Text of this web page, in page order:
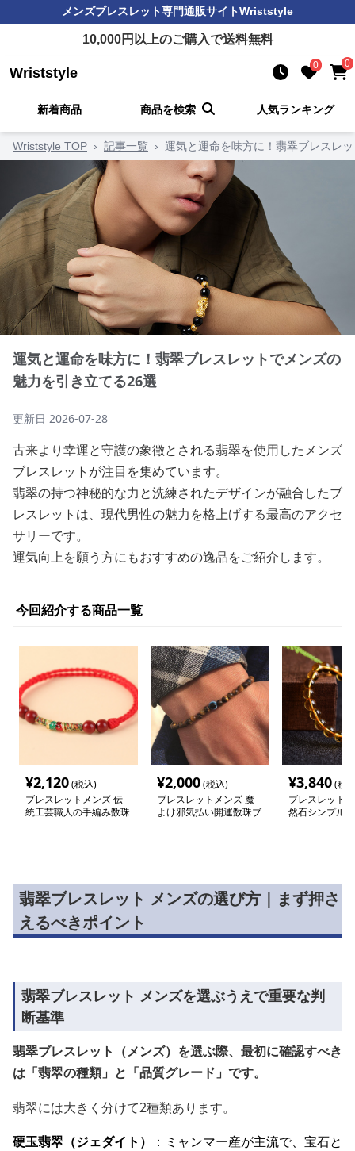
メンズブレスレット専門通販サイトWriststyle
10,000円以上のご購入で送料無料
Wriststyle 0 0
新着商品 商品を検索 人気ランキング
Wriststyle TOP › 記事一覧 › 運気と運命を味方に！翡翠ブレスレ
運気と運命を味方に！翡翠ブレスレットでメンズの
魅力を引き立てる26選
更新日 2026-07-28
古来より幸運と守護の象徴とされる翡翠を使用したメンズ
ブレスレットが注目を集めています。
翡翠の持つ神秘的な力と洗練されたデザインが融合したブ
レスレットは、現代男性の魅力を格上げする最高のアクセ
サリーです。
運気向上を願う方にもおすすめの逸品をご紹介します。
今回紹介する商品一覧
¥2,120(税込)
ブレスレットメンズ 伝
統工芸職人の手編み数珠
¥2,000(税込)
ブレスレットメンズ 魔
よけ邪気払い開運数珠ブ
¥3,840(税
ブレスレット
然石シンプル
翡翠ブレスレット メンズの選び方｜まず押さ
えるべきポイント
翡翠ブレスレット メンズを選ぶうえで重要な判
断基準
翡翠ブレスレット（メンズ）を選ぶ際、最初に確認すべき
は「翡翠の種類」と「品質グレード」です。
翡翠には大きく分けて2種類あります。
硬玉翡翠（ジェダイト）
：ミャンマー産が主流で、宝石と